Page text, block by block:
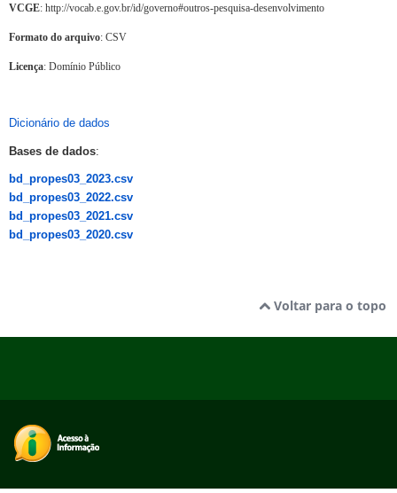
VCGE: http://vocab.e.gov.br/id/governo#outros-pesquisa-desenvolvimento
Formato do arquivo: CSV
Licença: Domínio Público
Dicionário de dados
Bases de dados:
bd_propes03_2023.csv
bd_propes03_2022.csv
bd_propes03_2021.csv
bd_propes03_2020.csv
Voltar para o topo